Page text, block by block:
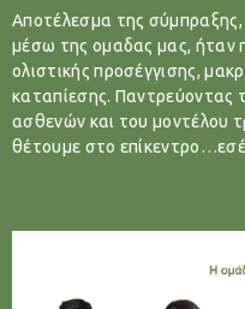
Αποτέλεσμα της σύμπραξης,
μέσω της ομαδας μας, ήταν
ολιστικής προσέγγισης,
καταπίεσης. Παντρεύοντας
ασθενών και του μοντέλου
θέτουμε στο